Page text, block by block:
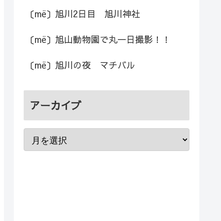
〔më〕旭川2日目 旭川神社
〔më〕旭山動物園で丸一日撮影！！
〔më〕旭川の夜 マチバル
アーカイブ